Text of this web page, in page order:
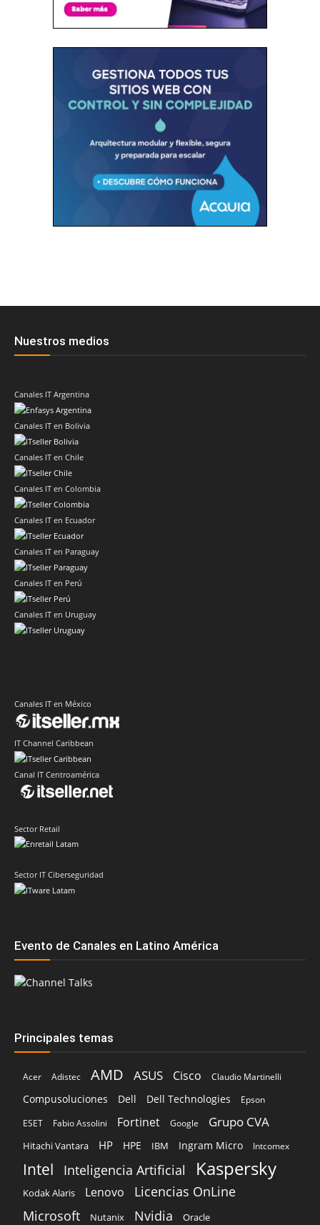
Nuestros medios
Canales IT Argentina
Canales IT en Bolivia
Canales IT en Chile
Canales IT en Colombia
Canales IT en Ecuador
Canales IT en Paraguay
Canales IT en Perú
Canales IT en Uruguay
Canales IT en México
IT Channel Caribbean
Canal IT Centroamérica
Sector Retail
Sector IT Ciberseguridad
Evento de Canales en Latino América
Principales temas
Acer Adistec AMD ASUS Cisco Claudio Martinelli
Compusoluciones Dell Dell Technologies
Epson
ESET
Fabio Assolini Fortinet Google Grupo CVA
Hitachi Vantara HP HPE IBM Ingram Micro Intcomex
Intel Inteligencia Artificial Kaspersky
Kodak Alaris Lenovo Licencias OnLine
Microsoft Nutanix Nvidia Oracle